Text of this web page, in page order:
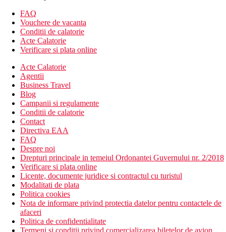
Descrierea hotelului
Hotelul dispune de:
hol de intrare cu receptie
snack bar
2 baruri
mini market
Wi-Fi in hol, pe plaja si langa piscina (gratuit)
piscina (sezlonguri, umbrele de soare si prosoape gratuite)
piscina pentru copii
mini club (4-12 ani)
Descrierea plajei
plaja nisipoasa
sezlonguri, umbrele si prosoape gratuite
Activitati sportive gratuite
programe de animatie de zi si de seara
camera de joaca pentru copii
fitness
aerobic
FAQ
Vouchere de vacanta
Conditii de calatorie
Acte Calatorie
Verificare si plata online
Acte Calatorie
Agentii
Business Travel
Blog
Campanii si regulamente
Conditii de calatorie
Contact
Directiva EAA
FAQ
Despre noi
Drepturi principale in temeiul Ordonantei Guvernului nr. 2/2018
Verificare si plata online
Licente, documente juridice si contractul cu turistul
Modalitati de plata
Politica cookies
Nota de informare privind protectia datelor pentru contactele de
afaceri
Politica de confidentialitate
Termeni si conditii privind comercializarea biletelor de avion